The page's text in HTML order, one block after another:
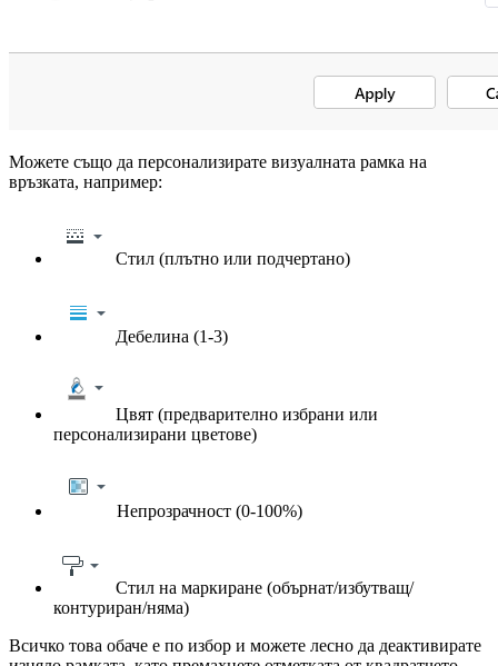
Можете също да персонализирате визуалната рамка на
връзката, например:
Стил (плътно или подчертано)
Дебелина (1-3)
Цвят (предварително избрани или
персонализирани цветове)
Непрозрачност (0-100%)
Стил на маркиране (обърнат/избутващ/
контуриран/няма)
Всичко това обаче е по избор и можете лесно да деактивирате